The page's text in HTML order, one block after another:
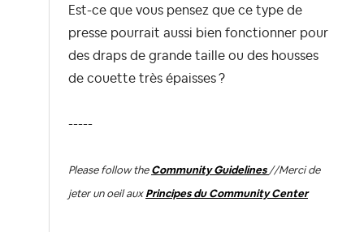
Est-ce que vous pensez que ce type de
presse pourrait aussi bien fonctionner pour
des draps de grande taille ou des housses
de couette très épaisses ?
-----
Please follow the Community Guidelines //Merci de
jeter un oeil aux Principes du Community Center